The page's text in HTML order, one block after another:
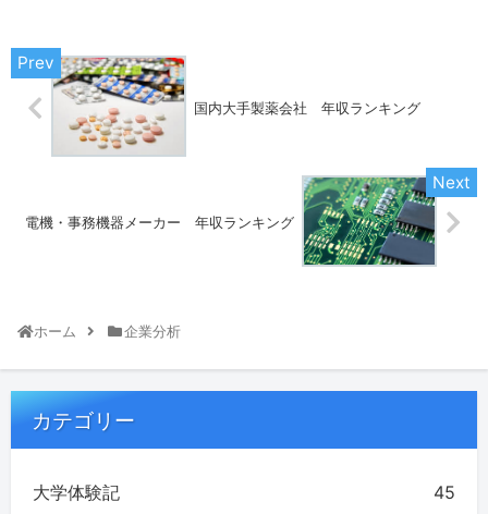
国内大手製薬会社 年収ランキング
電機・事務機器メーカー 年収ランキング
ホーム 企業分析
カテゴリー
大学体験記 45